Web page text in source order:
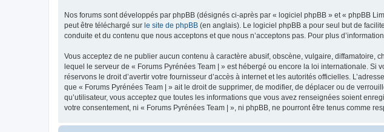
Nos forums sont développés par phpBB (désignés ci-après par « logiciel phpBB » et « phpBB
peut être téléchargé sur le site de phpBB (en anglais). Le logiciel phpBB a pour seul but de
conduite et du contenu que nous acceptons et que nous n’acceptons pas. Pour plus
Vous acceptez de ne publier aucun contenu à caractère abusif, obscène, vulgaire,
lequel le serveur de « Forums Pyrénées Team | » est hébergé ou encore la loi internationale.
réservons le droit d’avertir votre fournisseur d’accès à internet et les autorités officielles.
que « Forums Pyrénées Team | » ait le droit de supprimer, de modifier, de déplacer ou de
qu’utilisateur, vous acceptez que toutes les informations que vous avez renseignées soient
votre consentement, ni « Forums Pyrénées Team | », ni phpBB, ne pourront être tenus comme